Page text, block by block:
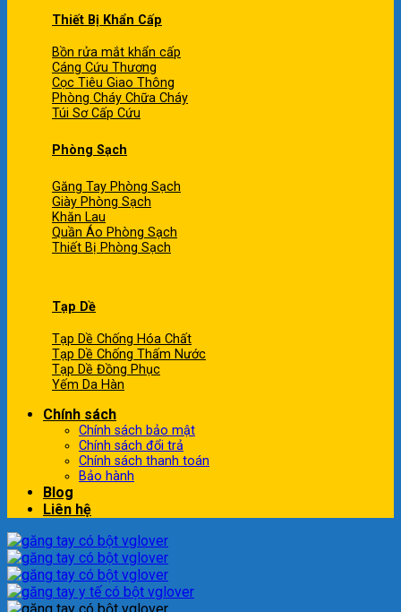
Thiết Bị Khẩn Cấp
Bồn rửa mắt khẩn cấp
Cáng Cứu Thương
Cọc Tiêu Giao Thông
Phòng Cháy Chữa Cháy
Túi Sơ Cấp Cứu
Phòng Sạch
Găng Tay Phòng Sạch
Giày Phòng Sạch
Khăn Lau
Quần Áo Phòng Sạch
Thiết Bị Phòng Sạch
Tạp Dề
Tạp Dề Chống Hóa Chất
Tạp Dề Chống Thấm Nước
Tạp Dề Đồng Phục
Yếm Da Hàn
Chính sách
Chính sách bảo mật
Chính sách đổi trả
Chính sách thanh toán
Bảo hành
Blog
Liên hệ